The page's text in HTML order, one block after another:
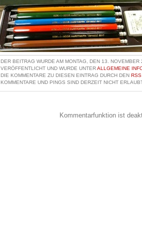
DER BEITRAG WURDE AM MONTAG, DEN 13.
VERÖFFENTLICHT UND WURDE UNTERALLGEMEINE
DIE KOMMENTARE ZU DIESEN EINTRAG DURCH DEN
KOMMENTARE UND PINGS SIND DERZEIT NICHT
Kommentarfunktion ist